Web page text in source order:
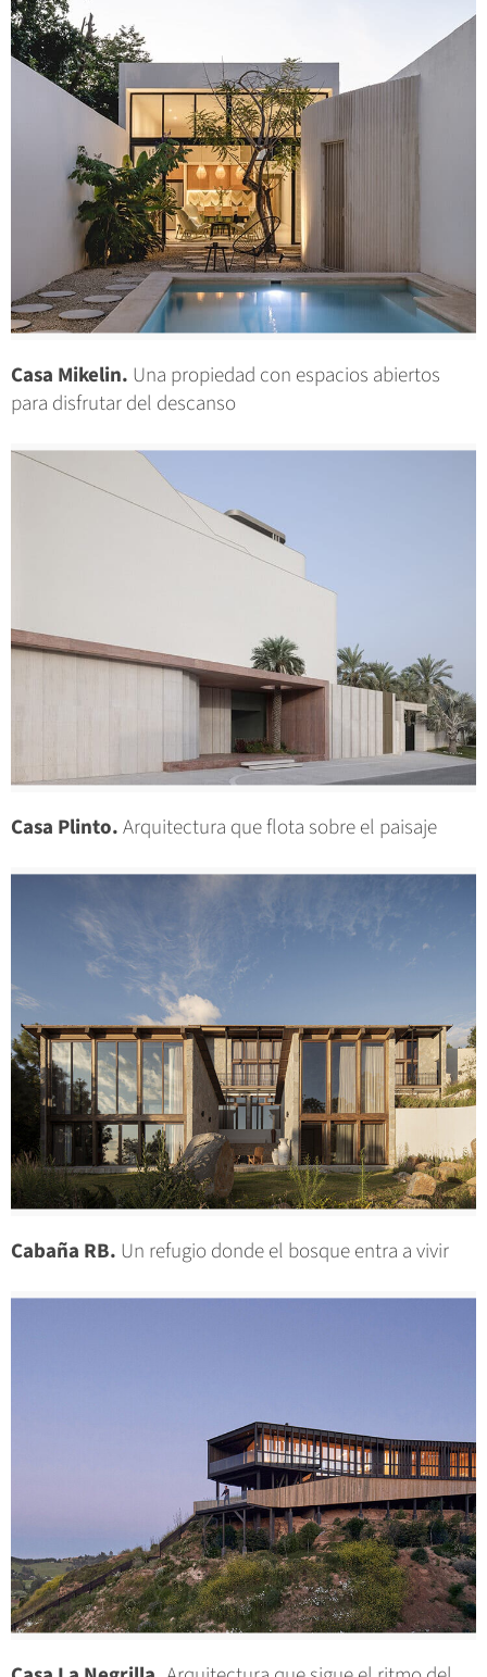
Casa Mikelin. Una propiedad con espacios abiertos
para disfrutar del descanso
Casa Plinto.Arquitectura que flota sobre el paisaje
Cabaña RB. Un refugio donde el bosque entra a vivir